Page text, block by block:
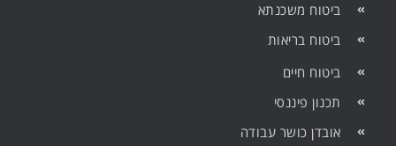
ביטוח משכנתא
ביטוח בריאות
ביטוח חיים
תכנון פיננסי
אובדן כושר עבודה